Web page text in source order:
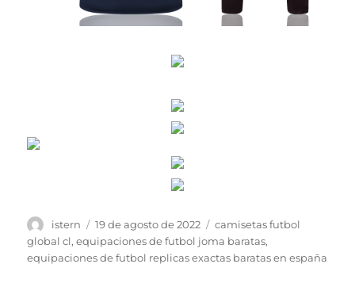
Autor
istern
Publicado
el
19 de agosto de 2022 Etiquetas
camisetas futbol
global cl,equipaciones de futbol joma baratas,
equipaciones de futbol replicas exactas baratas en españa